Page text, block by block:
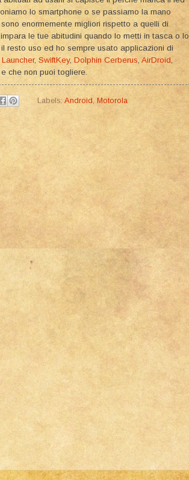
lo smartphone o se passiamo la mano
enormemente migliori rispetto a quelli di
le tue abitudini quando lo metti in tasca o lo
resto uso ed ho sempre usato applicazioni di
, SwiftKey, Dolphin Cerberus, AirDroid
che non puoi togliere.
Labels: Android Motorola